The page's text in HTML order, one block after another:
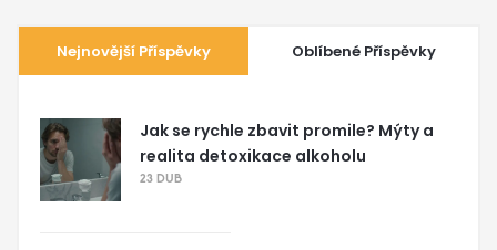
Nejnovější Příspěvky Oblíbené Příspěvky
Jak se rychle zbavit promile? Mýty a
realita detoxikace alkoholu
23 DUB